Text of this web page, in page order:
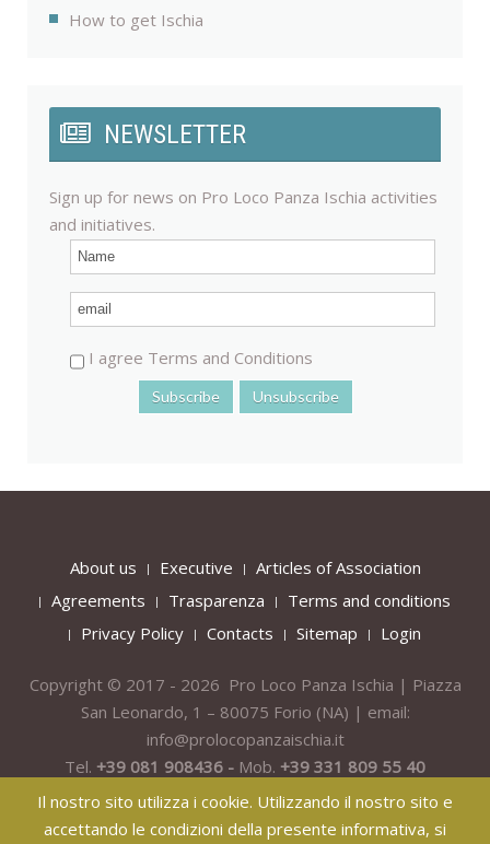
How to get Ischia
NEWSLETTER
Sign up for news on Pro Loco Panza Ischia activities
and initiatives.
I agree Terms and Conditions
About us Executive
Articles of Association
Agreements
Trasparenza
Terms and conditions
Privacy Policy
Contacts Sitemap Login
Copyright © 2017 - 2026 Pro Loco Panza Ischia | Piazza
San Leonardo, 1 – 80075 Forio (NA) | email:
info@prolocopanzaischia.it
Tel. +39 081 908436 - Mob. +39 331 809 55 40
Il nostro sito utilizza i cookie. Utilizzando il nostro sito e
accettando le condizioni della presente informativa, si